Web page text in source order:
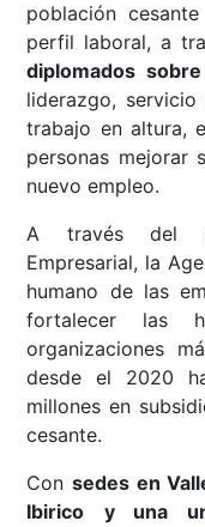
población
perfil laboral, a
diplomados
liderazgo,
trabajo en altura,
personas mejorar
nuevo empleo.
A través del
Empresarial, la
humano de las
fortalecer las
organizaciones
desde el 2020
millones en
cesante.
Consedes en
Ibirico
y una